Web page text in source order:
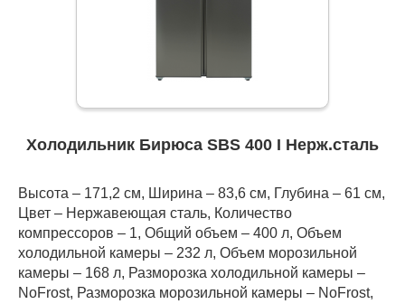
Холодильник Бирюса SBS 400 I Нерж.сталь
Высота – 171,2 см, Ширина – 83,6 см, Глубина – 61 см,
Цвет – Нержавеющая сталь, Количество
компрессоров – 1, Общий объем – 400 л, Объем
холодильной камеры – 232 л, Объем морозильной
камеры – 168 л, Разморозка холодильной камеры –
NoFrost, Разморозка морозильной камеры – NoFrost,